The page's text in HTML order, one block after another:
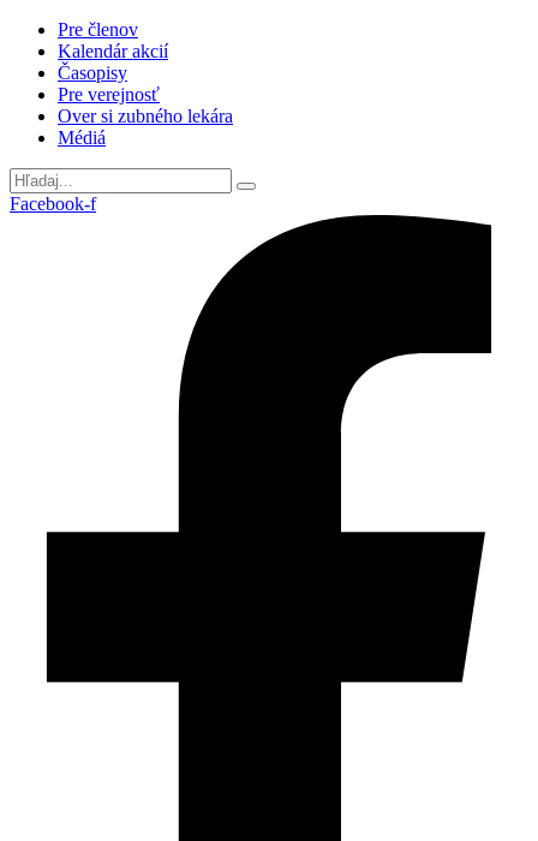
Preskočiť
obsah
Pre členov
Kalendár akcií
Časopisy
Pre verejnosť
Over si zubného lekára
Médiá
Facebook-f